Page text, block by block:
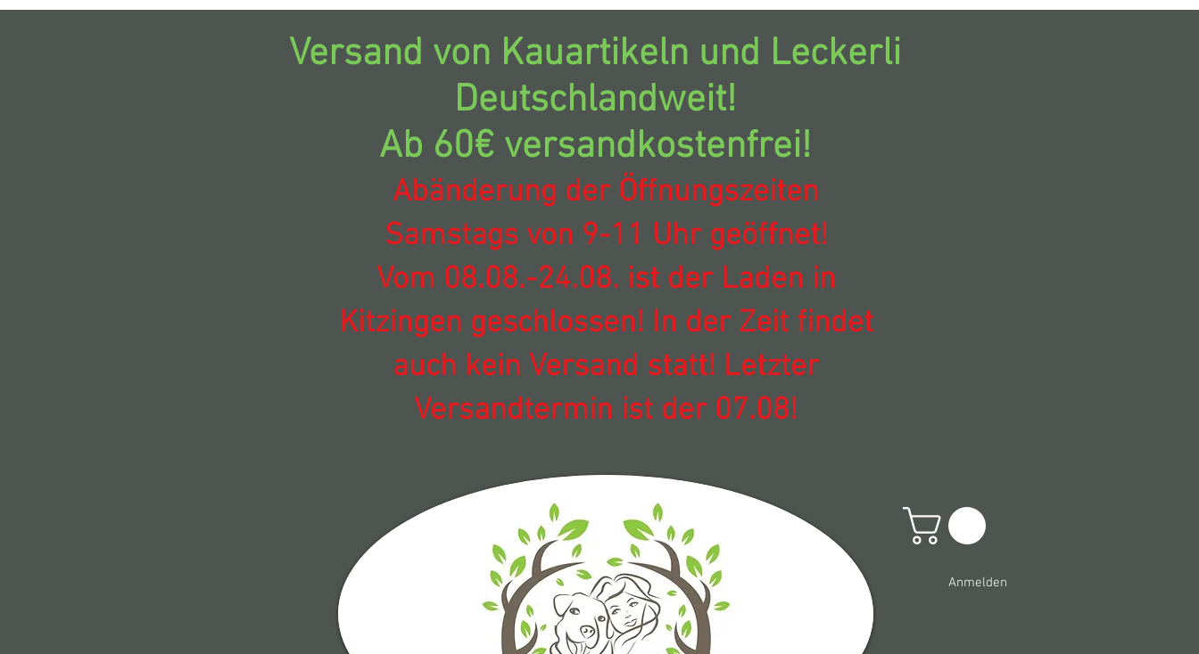
Versand von Kauartikeln und Leckerli
Deutschlandweit!
Ab 60€ versandkostenfrei!
Abänderung der Öffnungszeiten
Samstags von 9-11 Uhr geöffnet!
Vom 08.08.-24.08. ist der Laden in
Kitzingen geschlossen! In der Zeit findet
auch kein Versand statt! Letzter
Versandtermin ist der 07.08!
Anmelden